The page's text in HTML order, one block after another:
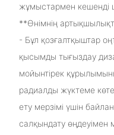
жұмыстармен кешенді
**Өнімнің
- Бұл қозғалтқыштар
қысымды тығыздау
мойынтірек
радиалды жүктеме
ету мерзімі үшін
салқындату өңдеуімен